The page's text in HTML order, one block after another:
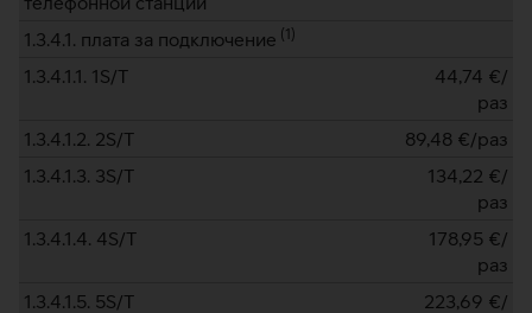
1.3.4.1. плата за подключение (1 )
1.3.4.1.1. 1S/T 44,74 €/
раз
1.3.4.1.2. 2S/T
89,48 €/раз
1.3.4.1.3. 3S/T
134,22 €/
раз
1.3.4.1.4. 4S/T
178,95 €/
раз
1.3.4.1.5. 5S/T
223,69 €/